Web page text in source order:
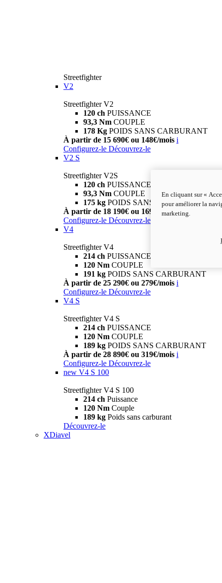
Streetfighter
V2
Streetfighter V2
120 ch PUISSANCE
93,3 Nm COUPLE
178 Kg POIDS SANS CARBURANT
À partir de 15 690€ ou 148€/mois i
Configurez-le Découvrez-le
V2 S
Streetfighter V2S
120 ch PUISSANCE
93,3 Nm COUPLE
175 kg POIDS SANS CARBURANT
À partir de 18 190€ ou 169€/mois i
Configurez-le Découvrez-le
V4
Streetfighter V4
214 ch PUISSANCE
120 Nm COUPLE
191 kg POIDS SANS CARBURANT
À partir de 25 290€ ou 279€/mois i
Configurez-le Découvrez-le
V4 S
Streetfighter V4 S
214 ch PUISSANCE
120 Nm COUPLE
189 kg POIDS SANS CARBURANT
À partir de 28 890€ ou 319€/mois i
Configurez-le Découvrez-le
new V4 S 100
Streetfighter V4 S 100
214 ch Puissance
120 Nm Couple
189 kg Poids sans carburant
Découvrez-le
XDiavel
En cliquant sur «
pour améliorer la
marketing.